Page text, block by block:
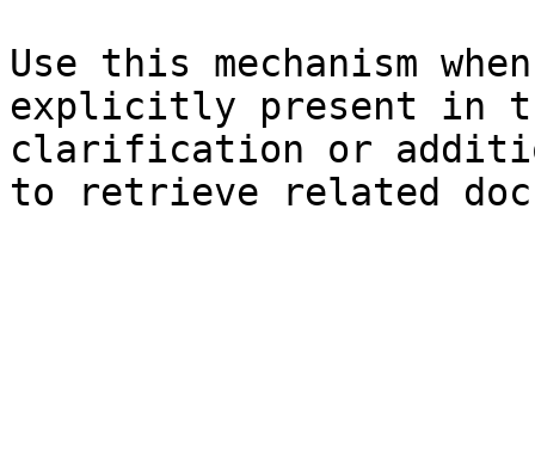
Use this mechanism
explicitly present in
clarification or